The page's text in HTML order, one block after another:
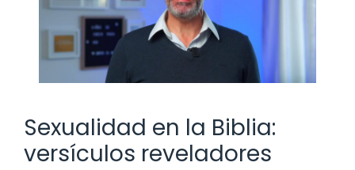
Sexualidad en la Biblia:
versículos reveladores